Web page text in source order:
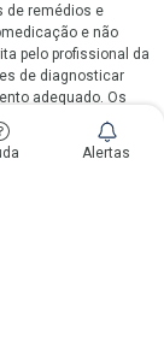
Alertas
de remédios e
e não
pelo profissional da
de diagnosticar
adequado. Os
via internet. As
*Preços e
dia. Antibióticos e